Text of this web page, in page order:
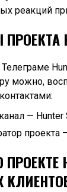
реакций
можно,
— Hunter
проекта